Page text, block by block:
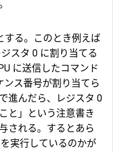
する。このとき例えば
スタ 0 に割り当てる
に送信したコマンド
ンス番号が割り当てら
進んだら、レジスタ 0
と」という注意書き
される。するとあら
実行しているのかが